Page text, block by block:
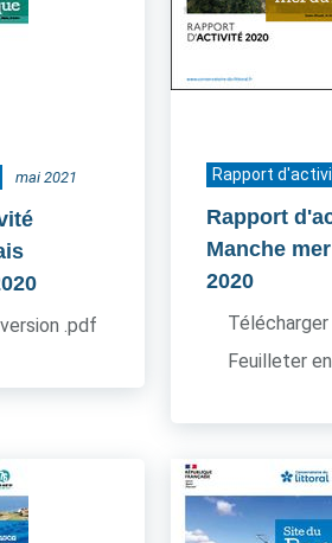
mai 2021
.pdf
Rapport
Rapport
Manche
2020
Feuilleter